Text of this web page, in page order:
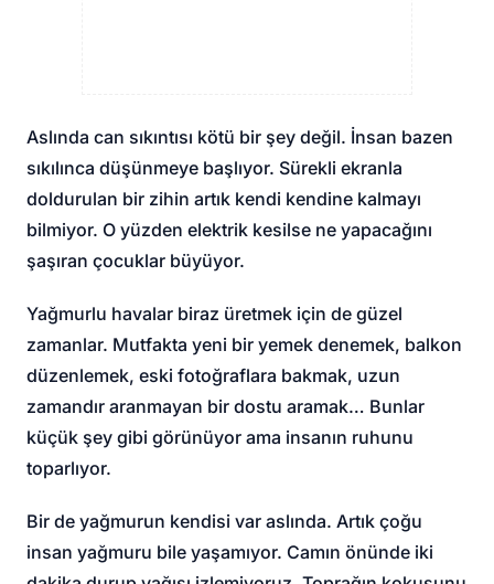
Aslında can sıkıntısı kötü bir şey değil. İnsan bazen
sıkılınca düşünmeye başlıyor. Sürekli ekranla
doldurulan bir zihin artık kendi kendine kalmayı
bilmiyor. O yüzden elektrik kesilse ne yapacağını
şaşıran çocuklar büyüyor.
Yağmurlu havalar biraz üretmek için de güzel
zamanlar. Mutfakta yeni bir yemek denemek, balkon
düzenlemek, eski fotoğraflara bakmak, uzun
zamandır aranmayan bir dostu aramak… Bunlar
küçük şey gibi görünüyor ama insanın ruhunu
toparlıyor.
Bir de yağmurun kendisi var aslında. Artık çoğu
insan yağmuru bile yaşamıyor. Camın önünde iki